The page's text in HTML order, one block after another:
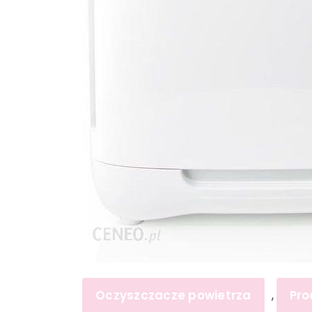
Oczyszczacze powietrza ,